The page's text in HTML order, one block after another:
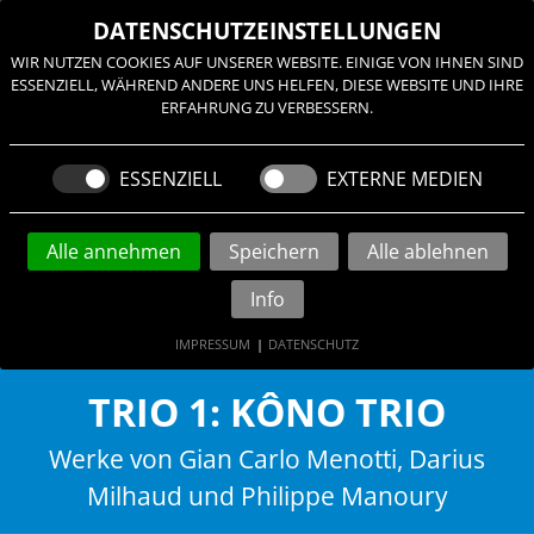
≡
TRIO 1: KÔNO TRIO
Werke von Gian Carlo Menotti, Darius
Milhaud und Philippe Manoury
DATENSCHUTZEINSTELLUNGEN
WIR NUTZEN COOKIES AUF UNSERER WEBSITE. EINIGE VON IHNEN SIND
ESSENZIELL, WÄHREND ANDERE UNS HELFEN, DIESE WEBSITE UND IHRE
ERFAHRUNG ZU VERBESSERN.
ESSENZIELL EXTERNE MEDIEN
Alle annehmen Speichern
Alle ablehnen
Info
IMPRESSUM | DATENSCHUTZ